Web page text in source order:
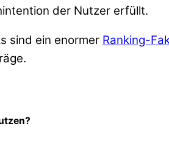
der Nutzer erfüllt.
sind ein enormer Ranking-